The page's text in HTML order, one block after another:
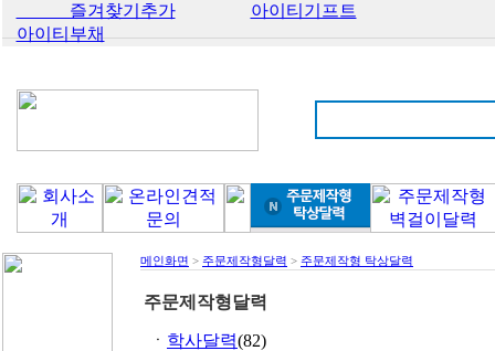
즐겨찾기추가
아이티기프트
아이티부채
메인화면 > 주문제작형달력 > 주문제작형 탁상달력
주문제작형달력
ㆍ 학사달력(82)